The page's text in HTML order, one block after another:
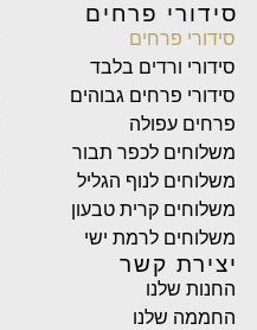
סידורי פרחים
סידורי פרחים
סידורי ורדים בלבד
סידורי פרחים גבוהים
פרחים עפולה
משלוחים לכפר תבור
משלוחים לנוף הגליל
משלוחים קרית טבעון
משלוחים לרמת ישי
יצירת קשר
החנות שלנו
החממה שלנו